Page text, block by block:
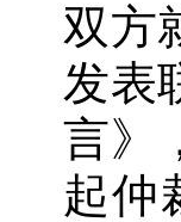
双方
发表
言》
起仲